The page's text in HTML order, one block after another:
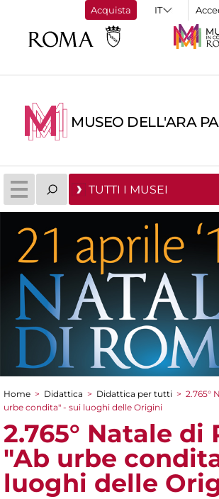
Acquista
MUSEO DELL'ARA
TUTTI I MUSEI
Tu sei qui
Home > Didattica > Didattica per tutti > 2.765°
urbe condita" - sui luoghi delle Origini
2.765° Natale di
"Ab urbe
luoghi delle